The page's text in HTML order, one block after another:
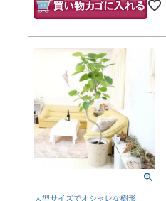
大型サイズでオシャレな樹形